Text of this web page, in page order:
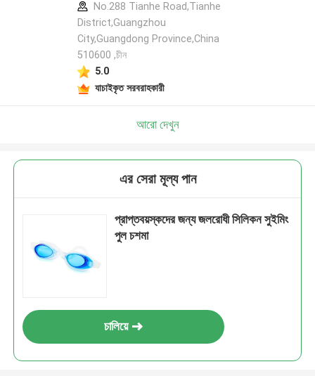
No.288 Tianhe Road,Tianhe
District,Guangzhou
City,Guangdong Province,China
510600 ,চীন
5.0
যাচাইকৃত সরবরাহকারী
আরো দেখুন
এর সেরা মূল্য পান
প্রাপ্তবয়স্কদের জন্য জলরোধী সিলিকন সুইমিং
পুল চশমা
চালিয়ে